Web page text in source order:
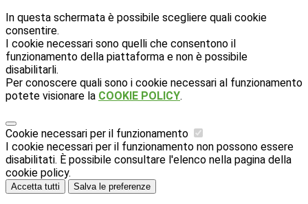
In questa schermata è possibile scegliere quali cookie
consentire.
I cookie necessari sono quelli che consentono il
funzionamento della piattaforma e non è possibile
disabilitarli.
Per conoscere quali sono i cookie necessari al funzionamento
potete visionare la COOKIE POLICY.
Cookie necessari per il funzionamento
I cookie necessari per il funzionamento non possono essere
disabilitati. È possibile consultare l'elenco nella pagina della
cookie policy.
Accetta tutti Salva le preferenze